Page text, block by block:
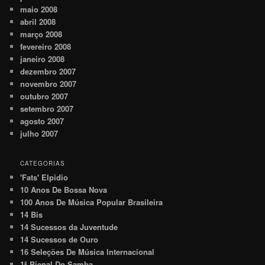
maio 2008
abril 2008
março 2008
fevereiro 2008
janeiro 2008
dezembro 2007
novembro 2007
outubro 2007
setembro 2007
agosto 2007
julho 2007
CATEGORIAS
'Fats' Elpidio
10 Anos De Bossa Nova
100 Anos De Música Popular Brasileira
14 Bis
14 Sucessos da Juventude
14 Sucessos de Ouro
16 Seleções De Música Internacional